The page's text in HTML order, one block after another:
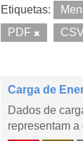
Etiquetas:
PDF
Carga de
Dados de
representam